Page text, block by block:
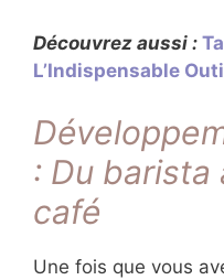
Découvrez aussi :
L’Indispensable
: Du barista
café
Une fois que vous